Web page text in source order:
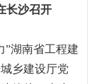
长沙召开
”湖南省工程建
乡建设厅党